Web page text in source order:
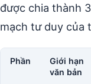
được chia thành
mạch tư duy của
Phần
Giới hạn
văn bản